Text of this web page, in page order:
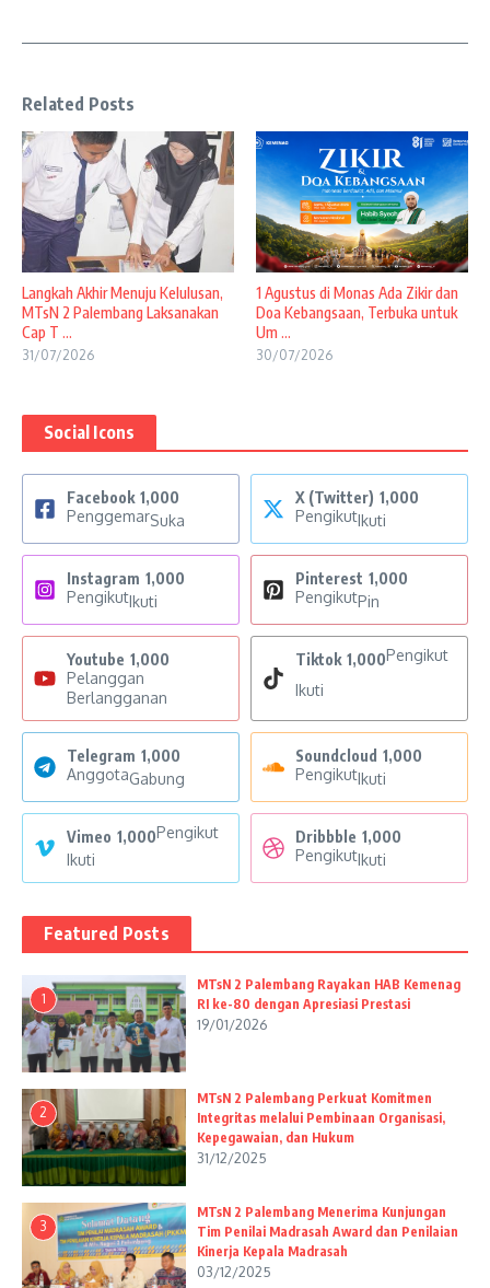
Related Posts
Langkah Akhir Menuju Kelulusan,
MTsN 2 Palembang Laksanakan
Cap T ...
31/07/2026
1 Agustus di Monas Ada Zikir dan
Doa Kebangsaan, Terbuka untuk
Um ...
30/07/2026
Social Icons
Facebook 1,000
PenggemarSuka
X (Twitter) 1,000
PengikutIkuti
Instagram 1,000
PengikutIkuti
Pinterest 1,000
PengikutPin
Youtube 1,000
Pelanggan
Berlangganan
Tiktok 1,000Pengikut
Ikuti
Telegram 1,000
AnggotaGabung
Soundcloud 1,000
PengikutIkuti
Vimeo 1,000Pengikut
Ikuti
Dribbble 1,000
PengikutIkuti
Featured Posts
1
MTsN 2 Palembang Rayakan HAB Kemenag
RI ke-80 dengan Apresiasi Prestasi
19/01/2026
2
MTsN 2 Palembang Perkuat Komitmen
Integritas melalui Pembinaan Organisasi,
Kepegawaian, dan Hukum
31/12/2025
3
MTsN 2 Palembang Menerima Kunjungan
Tim Penilai Madrasah Award dan Penilaian
Kinerja Kepala Madrasah
03/12/2025